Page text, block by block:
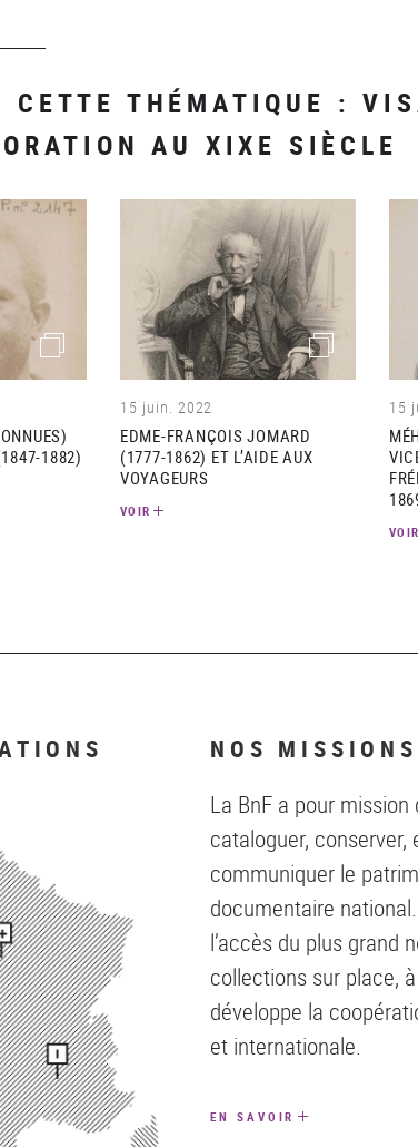
CETTE THÉMATIQUE :
AU XIXE SIÈCLE
(image)
1882)
(image)
15 juin. 2022
EDME-FRANÇOIS JOMARD
(1777-1862) ET L’AIDE AUX
VOYAGEURS
VOIR
15
VOIR
NOS MISSIONS
La BnF a pour mission
cataloguer, conserver,
communiquer le
documentaire
l’accès du plus grand
collections sur place,
développe la
et internationale.
EN SAVOIR